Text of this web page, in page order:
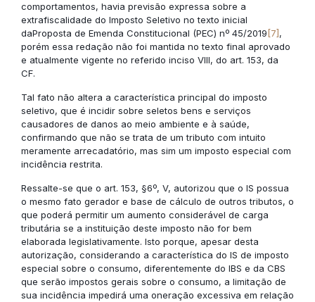
comportamentos, havia previsão expressa sobre a
extrafiscalidade do Imposto Seletivo no texto inicial
daProposta de Emenda Constitucional (PEC) nº 45/2019 [7],
porém essa redação não foi mantida no texto final aprovado
e atualmente vigente no referido inciso VIII, do art. 153, da
CF.
Tal fato não altera a característica principal do imposto
seletivo, que é incidir sobre seletos bens e serviços
causadores de danos ao meio ambiente e à saúde,
confirmando que não se trata de um tributo com intuito
meramente arrecadatório, mas sim um imposto especial com
incidência restrita.
Ressalte-se que o art. 153, §6º, V, autorizou que o IS possua
o mesmo fato gerador e base de cálculo de outros tributos, o
que poderá permitir um aumento considerável de carga
tributária se a instituição deste imposto não for bem
elaborada legislativamente. Isto porque, apesar desta
autorização, considerando a característica do IS de imposto
especial sobre o consumo, diferentemente do IBS e da CBS
que serão impostos gerais sobre o consumo, a limitação de
sua incidência impedirá uma oneração excessiva em relação